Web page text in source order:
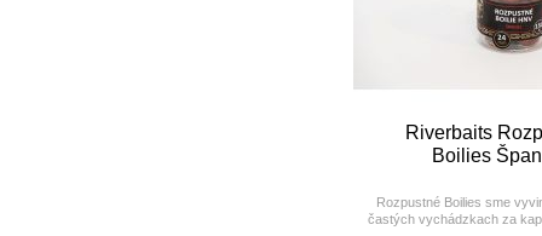
Riverbaits
Boilies
Rozpustné Boilies sme
častých vychádzkach za